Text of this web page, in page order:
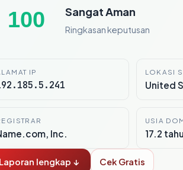
100 Sangat Aman
Ringkasan keputusan
IP LOKASI
United
Inc.
USIA
17.2
Laporan lengkap ↓ Cek Gratis